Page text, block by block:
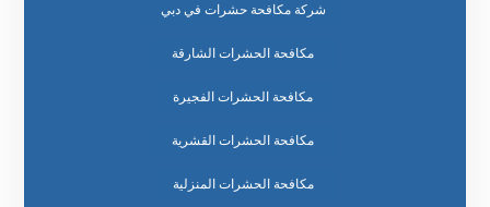
شركة مكافحة حشرات في دبي
مكافحة الحشرات الشارقة
مكافحة الحشرات الفجيرة
مكافحة الحشرات القشرية
مكافحة الحشرات المنزلية